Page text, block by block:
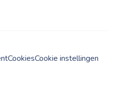
CookiesCookie instellingen